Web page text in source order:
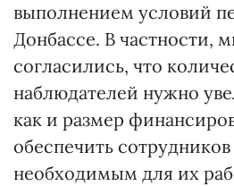
выполнением условий
Донбассе. В частности,
согласились, что
наблюдателей нужно
как и размер
обеспечить
необходимым для их